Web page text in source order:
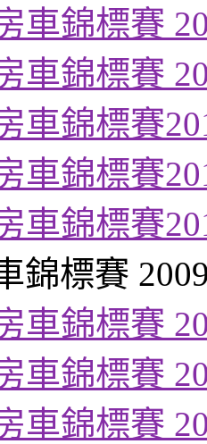
車錦標賽
車錦標賽
車錦標賽
車錦標賽
車錦標賽
錦標賽
車錦標賽
車錦標賽
車錦標賽